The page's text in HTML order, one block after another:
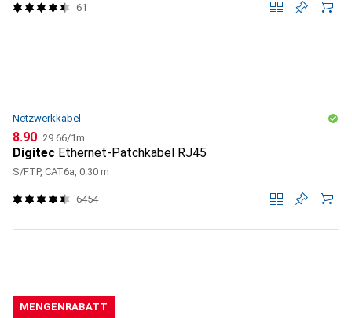
61
Netzwerkkabel
CHF
8.90 CHF
29.66/1m
Digitec Ethernet-Patchkabel RJ45
S/FTP, CAT6a, 0.30 m
6454
MENGENRABATT